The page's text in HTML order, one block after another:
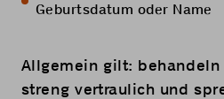
Geburtsdatum oder Name
Allgemein gilt: behandeln
streng vertraulich und